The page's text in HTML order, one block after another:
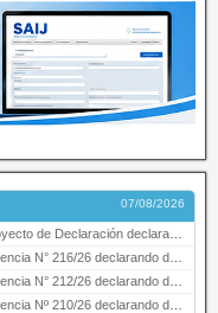
07/08/2026
de interés provincial PRESIDENCI…
de interés provincial la labor …
de interés provincial el “50° A…
de interés provincial el proyec…